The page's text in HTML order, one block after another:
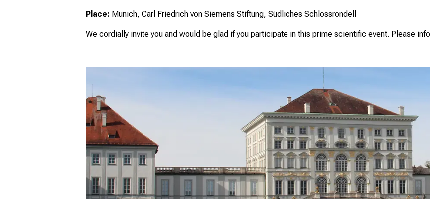
Place: Munich, Carl Friedrich von Siemens Stiftung, Südliches Schlossrondell
We cordially invite you and would be glad if you participate in this prime scientific event. Please